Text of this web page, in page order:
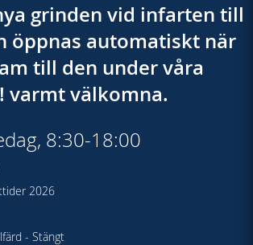
grinden vid infarten till
öppnas automatiskt när
till den under våra
varmt välkomna.
8:30-18:00
2026
- Stängt